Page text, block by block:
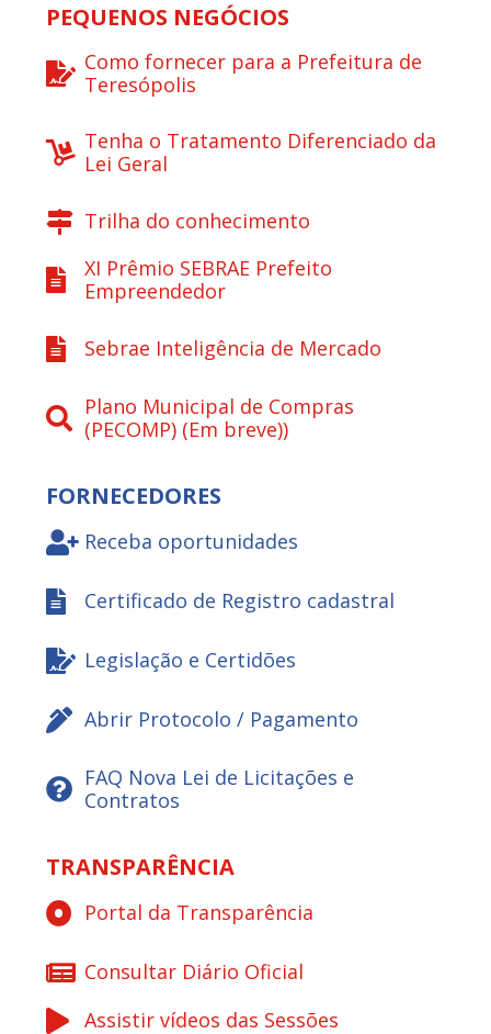
PEQUENOS NEGÓCIOS
Como fornecer para a Prefeitura de
Teresópolis
Tenha o Tratamento Diferenciado da
Lei Geral
Trilha do conhecimento
XI Prêmio SEBRAE Prefeito
Empreendedor
Sebrae Inteligência de Mercado
Plano Municipal de Compras
(PECOMP) (Em breve))
FORNECEDORES
Receba oportunidades
Certificado de Registro cadastral
Legislação e Certidões
Abrir Protocolo / Pagamento
FAQ Nova Lei de Licitações e
Contratos
TRANSPARÊNCIA
Portal da Transparência
Consultar Diário Oficial
Assistir vídeos das Sessões